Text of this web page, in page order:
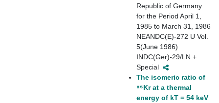
Republic of Germany
for the Period April 1,
1985 to March 31, 1986
NEANDC(E)-272 U Vol.
5(June 1986)
INDC(Ger)-29/LN +
Special
The isomeric ratio of
⁸⁵Kr at a thermal
energy of kT = 54 keV